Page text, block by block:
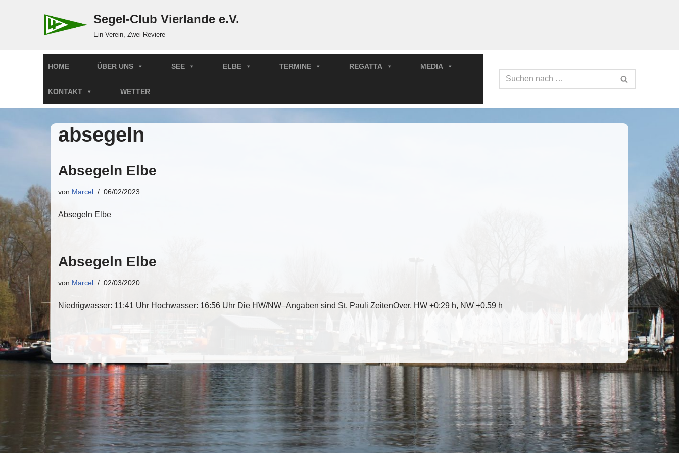
Segel-Club Vierlande e.V.
Ein Verein, Zwei Reviere
HOME ÜBER UNS SEE ELBE TERMINE REGATTA MEDIA
KONTAKT WETTER
absegeln
Absegeln Elbe
von Marcel 06/02/2023
Absegeln Elbe
Absegeln Elbe
von Marcel 02/03/2020
Niedrigwasser: 11:41 Uhr Hochwasser: 16:56 Uhr Die HW/NW–Angaben sind St. Pauli ZeitenOver, HW +0:29 h, NW +0.59 h